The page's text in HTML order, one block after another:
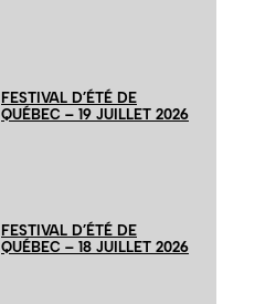
FESTIVAL D’ÉTÉ DE
QUÉBEC – 19 JUILLET 2026
FESTIVAL D’ÉTÉ DE
QUÉBEC – 18 JUILLET 2026